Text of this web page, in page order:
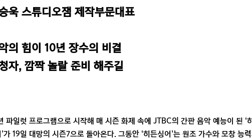
욱 스튜디오잼 제작부문대표
의 힘이 10년 장수의 비결
자, 깜짝 놀랄 준비 해주길
파일럿 프로그램으로 시작해 매 시즌 화제 속에 JTBC의 간판 음악 예능이 된 ‘
가 19일 대망의 시즌7으로 돌아온다. 그동안 ‘히든싱어’는 원조 가수와 모창 능